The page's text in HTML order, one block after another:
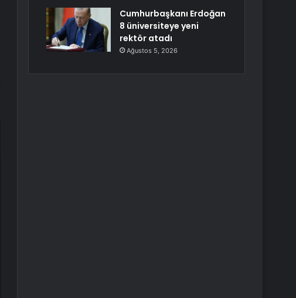
Cumhurbaşkanı Erdoğan
8 üniversiteye yeni
rektör atadı
Ağustos 5, 2026